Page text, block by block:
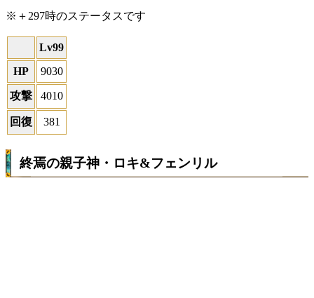
※＋297時のステータスです
Lv99
HP
9030
攻撃 4010
回復 381
終焉の親子神・ロキ&フェンリル